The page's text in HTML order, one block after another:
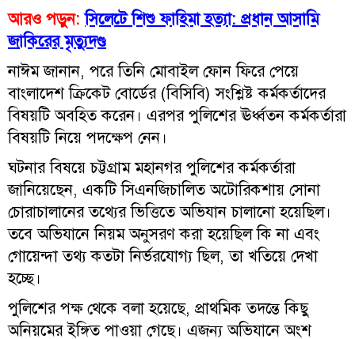
আরও পড়ুন: সিলেটে শিশু ফাহিমা হত্যা: প্রধান আসামি
জাকিরের মৃত্যুদণ্ড
নাঈম জানান, পরে তিনি মোবাইল ফোন ফিরে পেয়ে
বাংলাদেশ ক্রিকেট বোর্ডের (বিসিবি) সংশ্লিষ্ট কর্মকর্তাদের
বিষয়টি অবহিত করেন। এরপর পুলিশের ঊর্ধ্বতন কর্মকর্তারা
বিষয়টি নিয়ে পদক্ষেপ নেন।
ঘটনার বিষয়ে চট্টগ্রাম মহানগর পুলিশের কর্মকর্তারা
জানিয়েছেন, একটি সিএনজিচালিত অটোরিকশায় সোনা
চোরাচালানের তথ্যের ভিত্তিতে অভিযান চালানো হয়েছিল।
তবে অভিযানে নিয়ম অনুসরণ করা হয়েছিল কি না এবং
গোয়েন্দা তথ্য কতটা নির্ভরযোগ্য ছিল, তা খতিয়ে দেখা
হচ্ছে।
পুলিশের পক্ষ থেকে বলা হয়েছে, প্রাথমিক তদন্তে কিছু
অনিয়মের ইঙ্গিত পাওয়া গেছে। এজন্য অভিযানে অংশ